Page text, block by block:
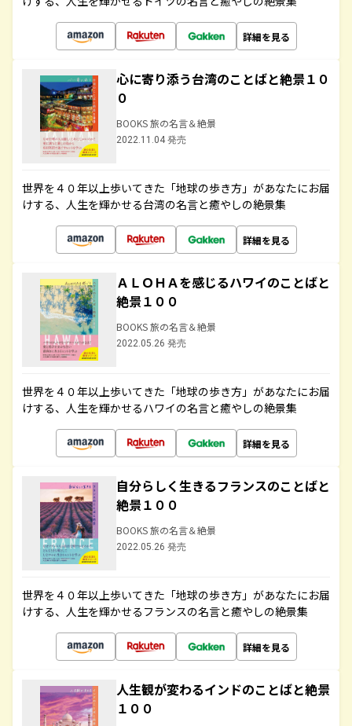
詳細を見る
心に寄り添う台湾のことばと絶景１０
０
BOOKS 旅の名言＆絶景
2022.11.04 発売
世界を４０年以上歩いてきた「地球の歩き方」があなたにお届
けする、人生を輝かせる台湾の名言と癒やしの絶景集
詳細を見る
ＡＬＯＨＡを感じるハワイのことばと
絶景１００
BOOKS 旅の名言＆絶景
2022.05.26 発売
世界を４０年以上歩いてきた「地球の歩き方」があなたにお届
けする、人生を輝かせるハワイの名言と癒やしの絶景集
詳細を見る
自分らしく生きるフランスのことばと
絶景１００
BOOKS 旅の名言＆絶景
2022.05.26 発売
世界を４０年以上歩いてきた「地球の歩き方」があなたにお届
けする、人生を輝かせるフランスの名言と癒やしの絶景集
詳細を見る
人生観が変わるインドのことばと絶景
１００